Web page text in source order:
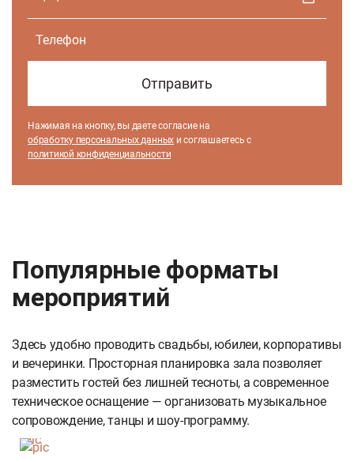
Нажимая на кнопку, вы даете согласие на
обработку персональных данных и соглашаетесь c
политикой конфиденциальности
Популярные форматы
мероприятий
Здесь удобно проводить свадьбы, юбилеи, корпоративы
и вечеринки. Просторная планировка зала позволяет
разместить гостей без лишней тесноты, а современное
техническое оснащение — организовать музыкальное
сопровождение, танцы и шоу-программу.